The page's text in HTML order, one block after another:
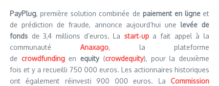
PayPlug, première solution combinée de paiement en ligneet
de prédiction de fraude, annonce aujourd’hui une levée de
fonds de 3,4 millions d’euros. La start‑upa fait appel à la
communautéAnaxago, la plateforme
de crowdfundingen equity(crowdequity), pour la deuxième
fois et y a recueilli 750 000 euros. Les actionnaires historiques
ont également réinvesti 900 000 euros. La Commission